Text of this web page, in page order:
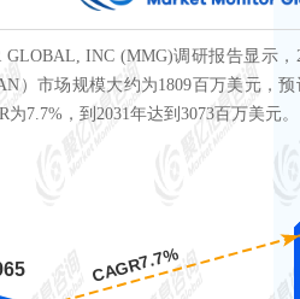
GLOBAL, INC (MMG)调研报告显示，
）市场规模大约为1809百万美元，预
7.7%，到2031年达到3073百万美元。